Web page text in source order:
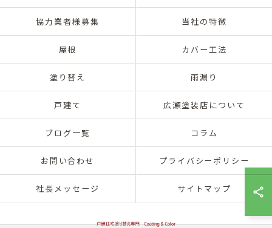
協力業者様募集 当社の特徴
屋根 カバー工法
塗り替え 雨漏り
戸建て 広瀬塗装店について
ブログ一覧 コラム
お問い合わせ プライバシーポリシー
社長メッセージ サイトマップ